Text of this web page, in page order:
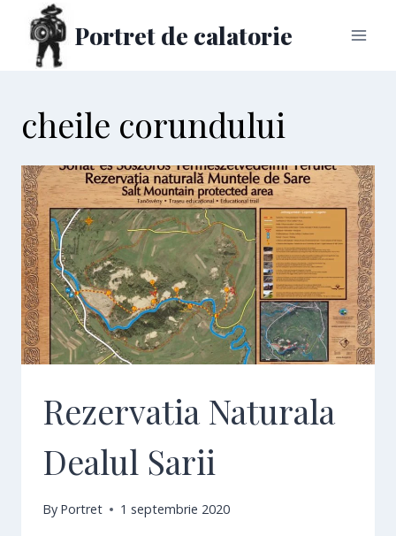
content
Portret de calatorie
cheile corundului
Rezervatia Naturala
Dealul Sarii
By Portret 1 septembrie 2020